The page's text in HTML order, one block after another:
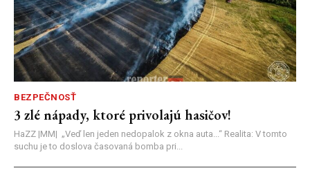
BEZPEČNOSŤ
3 zlé nápady, ktoré privolajú hasičov!
HaZZ |MM| ​„Veď len jeden nedopalok z okna auta...“ ​Realita: V tomto
suchu je to doslova časovaná bomba pri...